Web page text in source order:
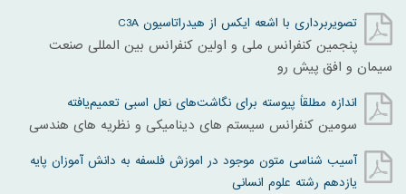
تصویربرداری با اشعه ایکس از هیدراتاسیون C3A
پنجمین کنفرانس ملی و اولین کنفرانس بین المللی صنعت
سیمان و افق پیش رو
اندازه مطلقاً پیوسته برای نگاشت‌های نعل اسبی تعمیم‌یافته
سومين کنفرانس سيستم های ديناميکی و نظريه های هندسی
آسیب شناسی متون موجود در اموزش فلسفه به دانش آموزان پایه
یازدهم رشته علوم انسانی